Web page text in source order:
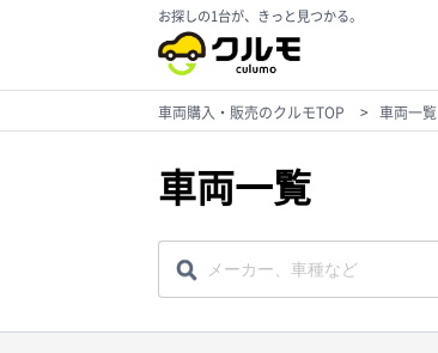
お探しの1台が、きっと見つかる。
車両購入・販売のクルモTOP > 車両一覧
車両一覧